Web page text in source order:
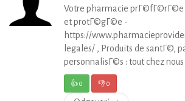
Votre pharmacie prГ©fГ©rГ©e
et protГ©gГ©e -
https://
legales/ , Produits de santГ©,
personnalisГ©s : tout chez nous
👍0 👎0